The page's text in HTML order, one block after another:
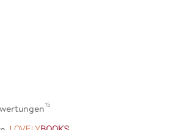
weltweit millionenfach verkauft.
Oxford verliehen. Er starb
15